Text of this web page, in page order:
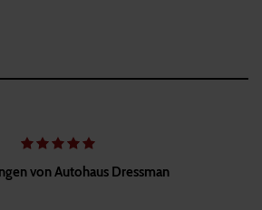
von Autohaus Dressman